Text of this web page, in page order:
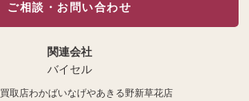
ご相談・お問い合わせ
関連会社
バイセル
買取店わかばいなげやあきる野新草花店